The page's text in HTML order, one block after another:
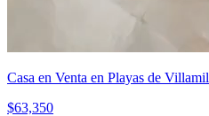
Casa en Venta en Playas de Villamil
$63,350